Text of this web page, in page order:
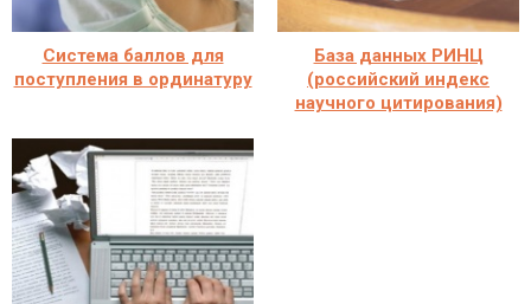
Система баллов для
поступления в ординатуру
База данных РИНЦ
(российский индекс
научного цитирования)